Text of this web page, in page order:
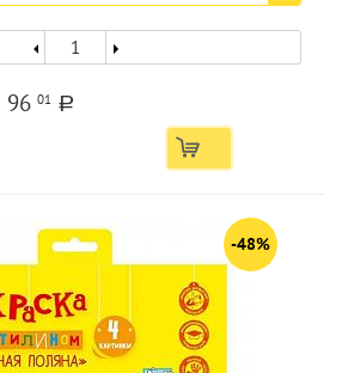
9601 a
-48%